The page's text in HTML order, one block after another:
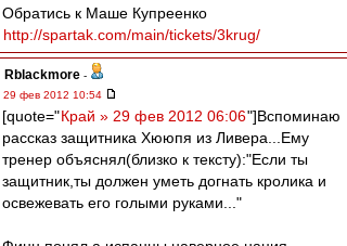
Обратись к Маше Купреенко
http://spartak.com/main/tickets/3krug/
Rblackmore -
29 фев 2012 10:54
[quote="Край » 29 фев 2012 06:06"]Вспоминаю
рассказ защитника Хююпя из Ливера...Ему
тренер объяснял(близко к тексту):"Если ты
защитник,ты должен уметь догнать кролика и
освежевать его голыми руками..."